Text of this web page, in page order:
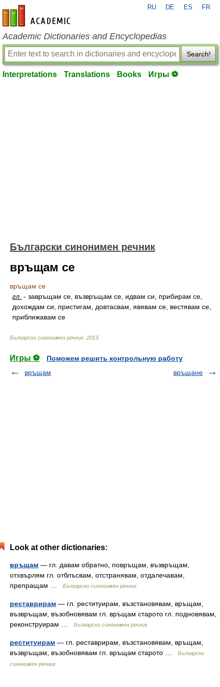
en-academic.com
RU DE ES FR
Academic Dictionaries and Encyclopedias
Search!
Interpretations Translations Books Игры ⚽
Български синонимен речник
връщам се
връщам се
гл. - завръщам се, възвръщам се, идвам си, прибирам се,
дохождам си, пристигам, довтасвам, явявам се, вестявам се,
приближавам се
Български синонимен речник. 2013
Игры ⚽
Поможем решить контрольную работу
връщам
връщане
Look at other dictionaries:
връщам — гл. давам обратно, повръщам, възвръщам,
отхвърлям гл. отблъсвам, отстранявам, отдалечавам,
препращам …
Български синонимен речник
реставрирам — гл. реституирам, възстановявам, връщам,
възвръщам, възобновявам гл. връщам старото гл. подновявам,
реконструирам …
Български синонимен речник
реституирам — гл. реставрирам, възстановявам, връщам,
възвръщам, възобновявам гл. връщам старото …
Български
синонимен речник